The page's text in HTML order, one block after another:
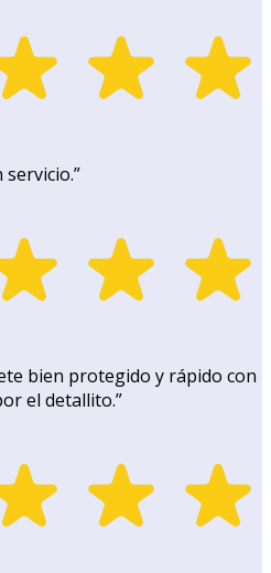
”
bien protegido y rápido con
el detallito.”